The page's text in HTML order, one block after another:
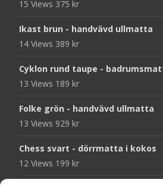
15 Views 375 kr
Ikast brun - handvävd ullmatta
14 Views 389 kr
Cyklon rund taupe -
13 Views 189 kr
Folke grön - handvävd ullmatta
13 Views 929 kr
Chess svart - dörrmatta i kokos
12 Views 199 kr